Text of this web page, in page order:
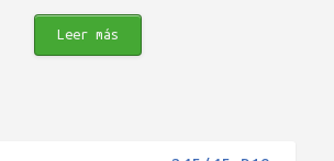
Leer más